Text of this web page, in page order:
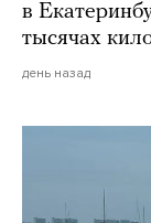
в
тысячах
день назад